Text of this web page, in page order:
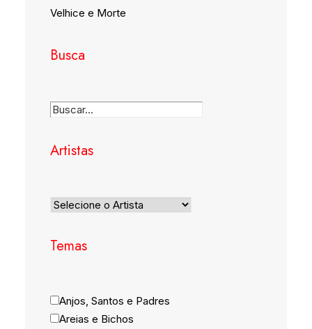
Velhice e Morte
Busca
Artistas
Temas
Anjos, Santos e Padres
Areias e Bichos